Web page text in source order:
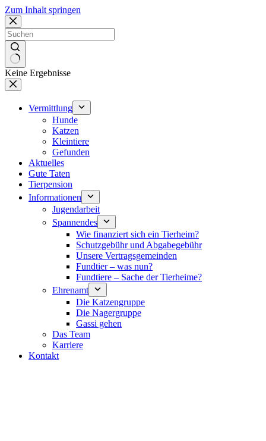
Zum Inhalt springen
Keine Ergebnisse
Vermittlung
Hunde
Katzen
Kleintiere
Gefunden
Aktuelles
Gute Taten
Tierpension
Informationen
Jugendarbeit
Spannendes
Wie finanziert sich ein Tierheim?
Schutzgebühr und Abgabegebühr
Unsere Vertragsgemeinden
Fundtier – was nun?
Fundtiere – Sache der Tierheime?
Ehrenamt
Die Katzengruppe
Die Nagergruppe
Gassi gehen
Das Team
Karriere
Kontakt